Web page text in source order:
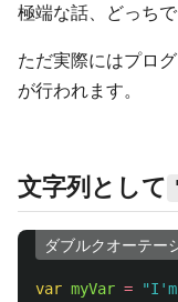
極端な話、どっちで
ただ実際にはプロ
が行われます。
文字列として '
ダブルクオーテー
var myVar = "